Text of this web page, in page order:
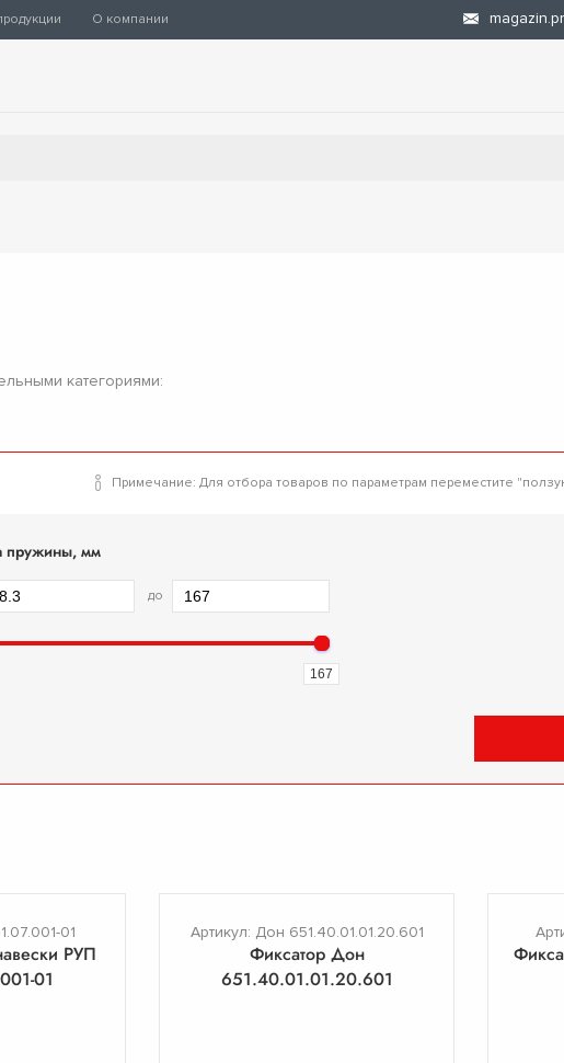
О компании
категориями:
Примечание: Для отбора товаров по параметрам переместите
пружины, мм
до
167
01
РУП
01
Артикул: Дон 651.40.01.01.20.601
Фиксатор Дон
651.40.01.01.20.601